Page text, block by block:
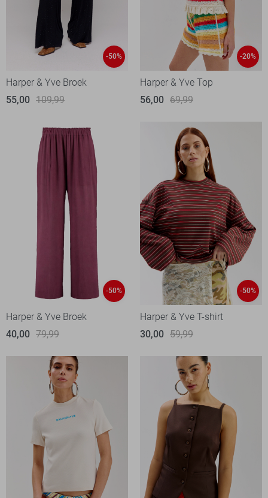
-50%
Harper & Yve Broek
55,00 109,99
-20%
Harper & Yve Top
56,00 69,99
-50%
Harper & Yve Broek
40,00 79,99
-50%
Harper & Yve T-shirt
30,00 59,99